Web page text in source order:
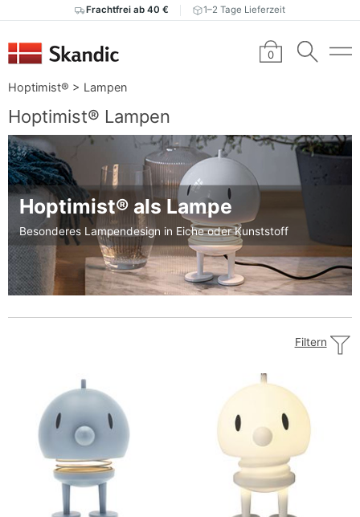
Frachtfrei ab 40 € 1–2 Tage Lieferzeit
0
Hoptimist® > Lampen
Hoptimist® Lampen
Hoptimist® als Lampe
Besonderes Lampendesign in Eiche oder Kunststoff
Filtern